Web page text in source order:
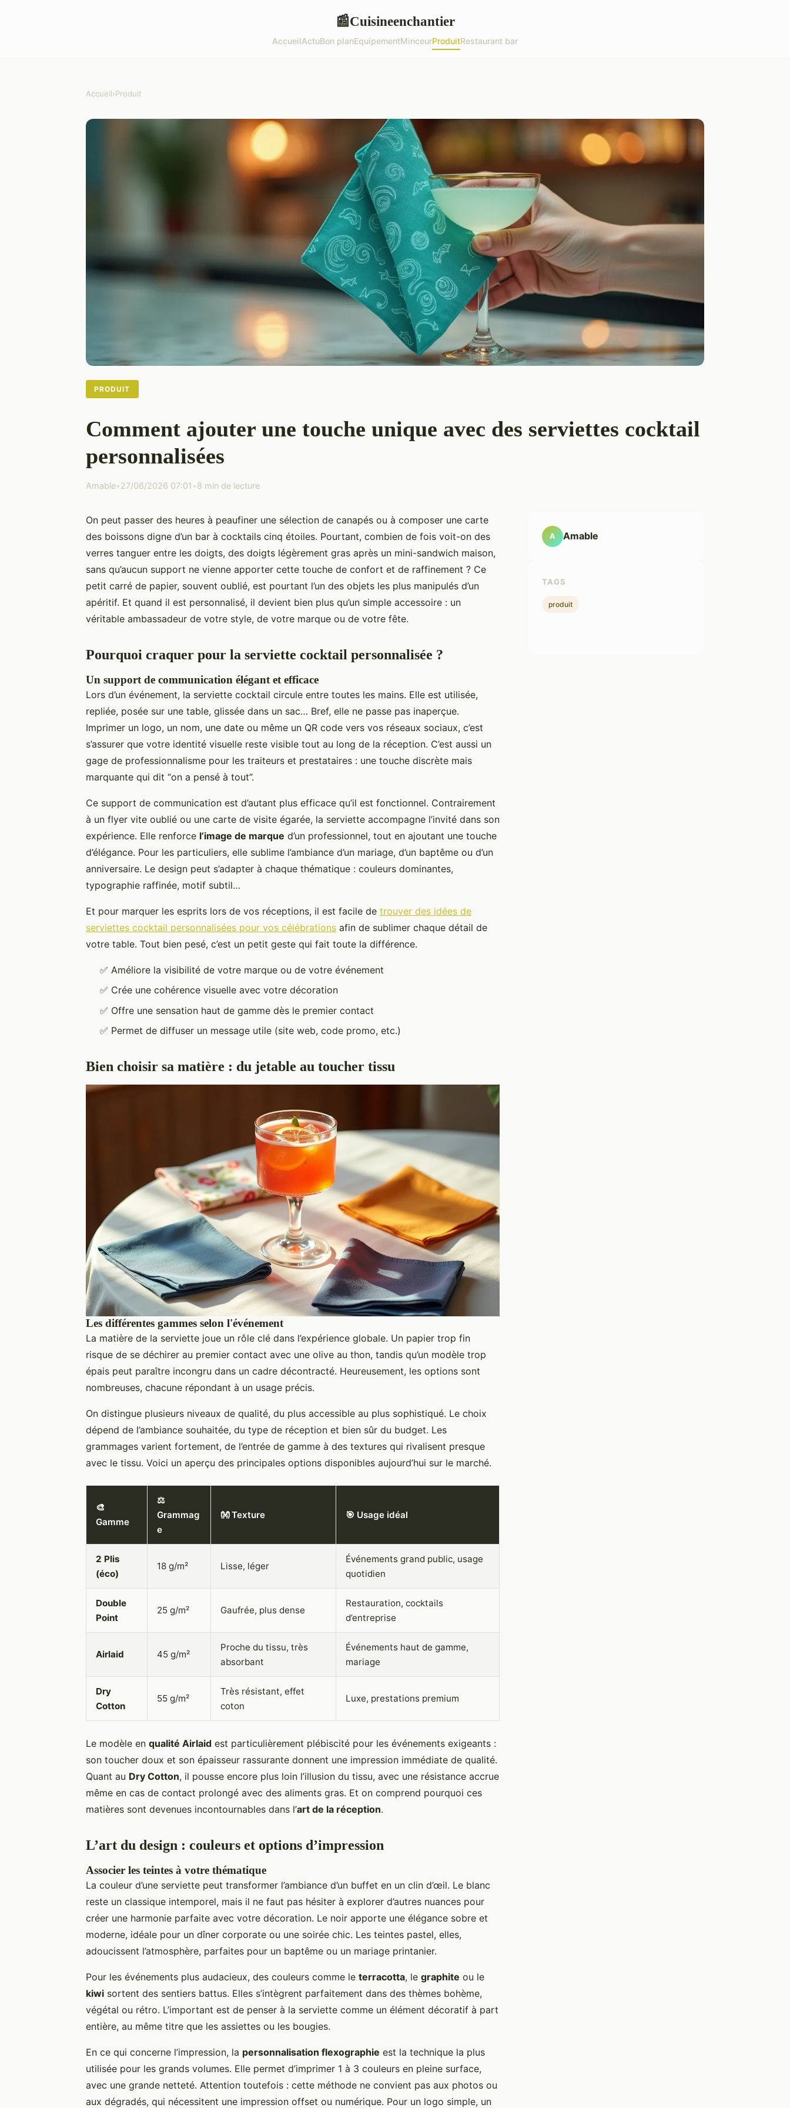
📰Cuisineenchantier
AccueilActuBon planEquipementMinceurProduitRestaurant bar
Accueil›Produit
PRODUIT
Comment ajouter une touche unique avec des serviettes cocktail
personnalisées
Amable•27/06/2026 07:01 •8 min de lecture
On peut passer des heures à peaufiner une sélection de canapés ou à composer une carte
des boissons digne d’un bar à cocktails cinq étoiles. Pourtant, combien de fois voit-on des
verres tanguer entre les doigts, des doigts légèrement gras après un mini-sandwich maison,
sans qu’aucun support ne vienne apporter cette touche de confort et de raffinement ? Ce
petit carré de papier, souvent oublié, est pourtant l’un des objets les plus manipulés d’un
apéritif. Et quand il est personnalisé, il devient bien plus qu’un simple accessoire : un
véritable ambassadeur de votre style, de votre marque ou de votre fête.
Pourquoi craquer pour la serviette cocktail personnalisée ?
Un support de communication élégant et efficace
Lors d’un événement, la serviette cocktail circule entre toutes les mains. Elle est utilisée,
repliée, posée sur une table, glissée dans un sac… Bref, elle ne passe pas inaperçue.
Imprimer un logo, un nom, une date ou même un QR code vers vos réseaux sociaux, c’est
s’assurer que votre identité visuelle reste visible tout au long de la réception. C’est aussi un
gage de professionnalisme pour les traiteurs et prestataires : une touche discrète mais
marquante qui dit “on a pensé à tout”.
Ce support de communication est d’autant plus efficace qu’il est fonctionnel. Contrairement
à un flyer vite oublié ou une carte de visite égarée, la serviette accompagne l’invité dans son
expérience. Elle renforce l’image de marque d’un professionnel, tout en ajoutant une touche
d’élégance. Pour les particuliers, elle sublime l’ambiance d’un mariage, d’un baptême ou d’un
anniversaire. Le design peut s’adapter à chaque thématique : couleurs dominantes,
typographie raffinée, motif subtil…
Et pour marquer les esprits lors de vos réceptions, il est facile de trouver des idées de
serviettes cocktail personnalisées pour vos célébrations afin de sublimer chaque détail de
votre table. Tout bien pesé, c’est un petit geste qui fait toute la différence.
✅ Améliore la visibilité de votre marque ou de votre événement
✅ Crée une cohérence visuelle avec votre décoration
✅ Offre une sensation haut de gamme dès le premier contact
✅ Permet de diffuser un message utile (site web, code promo, etc.)
Bien choisir sa matière : du jetable au toucher tissu
Les différentes gammes selon l'événement
La matière de la serviette joue un rôle clé dans l’expérience globale. Un papier trop fin
risque de se déchirer au premier contact avec une olive au thon, tandis qu’un modèle trop
épais peut paraître incongru dans un cadre décontracté. Heureusement, les options sont
nombreuses, chacune répondant à un usage précis.
On distingue plusieurs niveaux de qualité, du plus accessible au plus sophistiqué. Le choix
dépend de l’ambiance souhaitée, du type de réception et bien sûr du budget. Les
grammages varient fortement, de l’entrée de gamme à des textures qui rivalisent presque
avec le tissu. Voici un aperçu des principales options disponibles aujourd’hui sur le marché.
🎨
Gamme
⚖️
Grammag
e
👐 Texture 🎯 Usage idéal
2 Plis
(éco)
18 g/m² Lisse, léger
Événements grand public, usage
quotidien
Double
Point
25 g/m² Gaufrée, plus dense
Restauration, cocktails
d’entreprise
Airlaid 45 g/m²
Proche du tissu, très
absorbant
Événements haut de gamme,
mariage
Dry
Cotton
55 g/m²
Très résistant, effet
coton
Luxe, prestations premium
Le modèle en qualité Airlaid est particulièrement plébiscité pour les événements exigeants :
son toucher doux et son épaisseur rassurante donnent une impression immédiate de qualité.
Quant au Dry Cotton, il pousse encore plus loin l’illusion du tissu, avec une résistance accrue
même en cas de contact prolongé avec des aliments gras. Et on comprend pourquoi ces
matières sont devenues incontournables dans l’art de la réception.
L’art du design : couleurs et options d’impression
Associer les teintes à votre thématique
La couleur d’une serviette peut transformer l’ambiance d’un buffet en un clin d’œil. Le blanc
reste un classique intemporel, mais il ne faut pas hésiter à explorer d’autres nuances pour
créer une harmonie parfaite avec votre décoration. Le noir apporte une élégance sobre et
moderne, idéale pour un dîner corporate ou une soirée chic. Les teintes pastel, elles,
adoucissent l’atmosphère, parfaites pour un baptême ou un mariage printanier.
Pour les événements plus audacieux, des couleurs comme le terracotta, le graphite ou le
kiwi sortent des sentiers battus. Elles s’intègrent parfaitement dans des thèmes bohème,
végétal ou rétro. L’important est de penser à la serviette comme un élément décoratif à part
entière, au même titre que les assiettes ou les bougies.
En ce qui concerne l’impression, la personnalisation flexographie est la technique la plus
utilisée pour les grands volumes. Elle permet d’imprimer 1 à 3 couleurs en pleine surface,
avec une grande netteté. Attention toutefois : cette méthode ne convient pas aux photos ou
aux dégradés, qui nécessitent une impression offset ou numérique. Pour un logo simple, un
A Amable
TAGS
produit